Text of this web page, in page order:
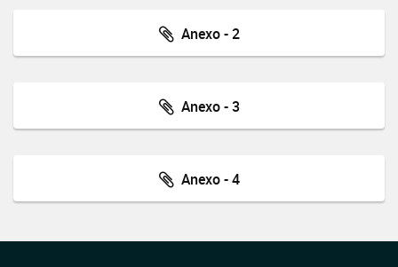
Anexo - 2
Anexo - 3
Anexo - 4